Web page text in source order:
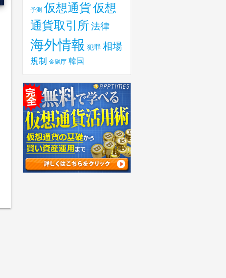
予測 仮想通貨仮想
通貨取引所 法律
海外情報 犯罪 相場
規制 金融庁 韓国